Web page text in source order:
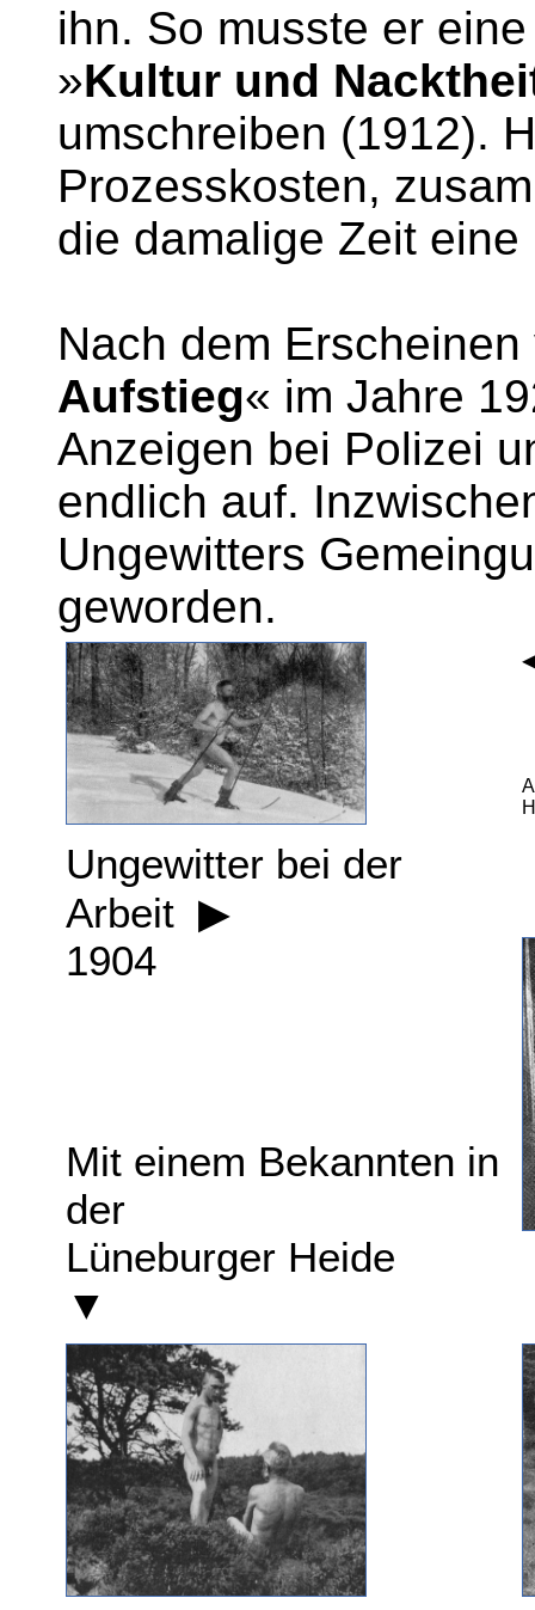
ihn. So musste er
»Kultur und
umschreiben (1912).
Prozesskosten,
die damalige Zeit
Nach dem Erscheinen
Aufstieg« im Jahre
Anzeigen bei Polizei
endlich auf.
Ungewitters
geworden.
Ungewitter bei der
Arbeit ▶
1904
Mit einem Bekannten in
der
Lüneburger Heide
▼